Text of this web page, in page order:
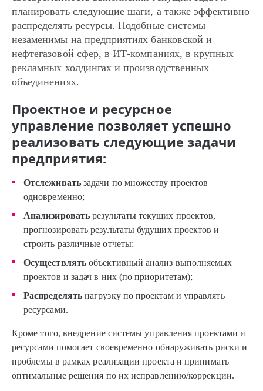
планировать следующие шаги, а также эффективно
распределять ресурсы. Подобные системы
незаменимы на предприятиях банковской и
нефтегазовой сфер, в ИТ-компаниях, в крупных
рекламных холдингах и производственных
объединениях.
Проектное и ресурсное
управление позволяет успешно
реализовать следующие задачи
предприятия:
Отслеживатьзадачи по множеству проектов
одновременно;
Анализировать результаты текущих проектов,
прогнозировать результаты будущих проектов и
строить различные отчеты;
Осуществлятьобъективный анализ выполняемых
проектов и задач в них (по приоритетам);
Распределятьнагрузку по проектам и управлять
ресурсами.
Кроме того, внедрение системы управления проектами и
ресурсами помогает своевременно обнаруживать риски и
проблемы в рамках реализации проекта и принимать
оптимальные решения по их исправлению/коррекции.